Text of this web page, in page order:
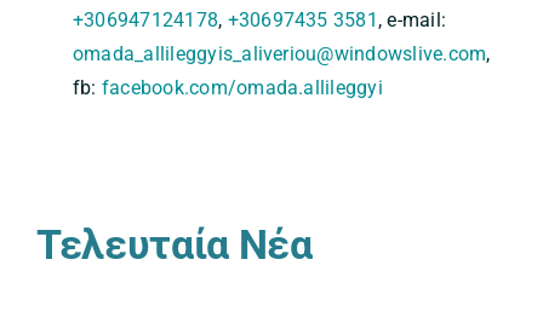
+306947124178, +30697435 3581 , e-mail:
omada_allileggyis_aliveriou@windowslive.com,
fb: facebook.com/omada.allileggyi
Τελευταία Νέα